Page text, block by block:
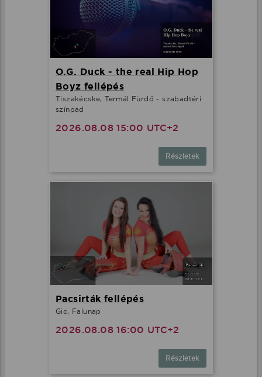
O.G. Duck - the real Hip Hop
Boyz fellépés
Tiszakécske, Termál Fürdő - szabadtéri
színpad
2026.08.08 15:00 UTC+2
Részletek
Pacsirták fellépés
Gic, Falunap
2026.08.08 16:00 UTC+2
Részletek